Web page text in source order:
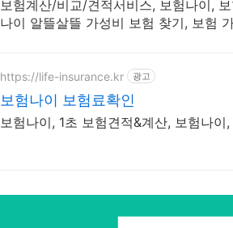
보험계산/비교/견적서비스, 보험나이,
나이 알뜰살뜰 가성비 보험 찾기, 보험
https://life-insurance.kr 광고
보험나이 보험료확인
보험나이, 1초 보험견적&계산, 보험나